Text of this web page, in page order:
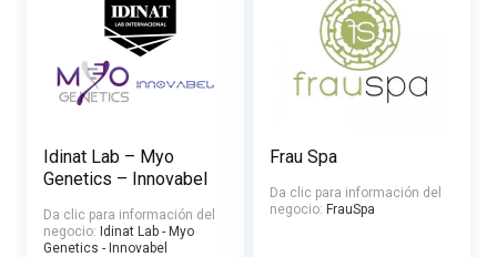
Idinat Lab – Myo
Genetics – Innovabel
Da clic para información del
negocio: Idinat Lab - Myo
Genetics - Innovabel
Frau Spa
Da clic para información del
negocio: FrauSpa